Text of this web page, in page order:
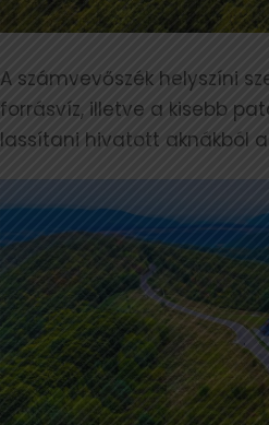
A számvevőszék helyszíni
forrásvíz, illetve a kisebb
lassítani hivatott aknákból